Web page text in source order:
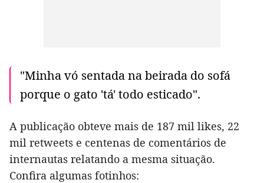
"Minha vó sentada na beirada do sofá
porque o gato 'tá' todo esticado".
A publicação obteve mais de 187 mil likes, 22
mil retweets e centenas de comentários de
internautas relatando a mesma situação.
Confira algumas fotinhos: